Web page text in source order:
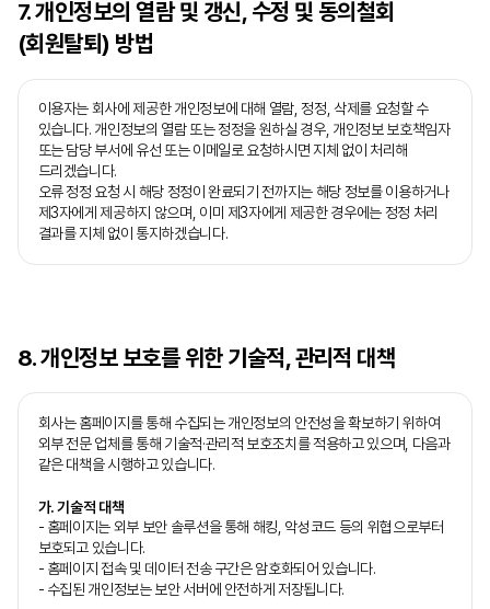
7. 개인정보의 열람 및 갱신, 수정 및 동의철회
(회원탈퇴) 방법
이용자는 회사에 제공한 개인정보에 대해 열람, 정정, 삭제를 요청할 수
있습니다. 개인정보의 열람 또는 정정을 원하실 경우, 개인정보 보호책임자
또는 담당 부서에 유선 또는 이메일로 요청하시면 지체 없이 처리해
드리겠습니다.
오류 정정 요청 시 해당 정정이 완료되기 전까지는 해당 정보를 이용하거나
제3자에게 제공하지 않으며, 이미 제3자에게 제공한 경우에는 정정 처리
결과를 지체 없이 통지하겠습니다.
8. 개인정보 보호를 위한 기술적, 관리적 대책
회사는 홈페이지를 통해 수집되는 개인정보의 안전성을 확보하기 위하여
외부 전문 업체를 통해 기술적·관리적 보호조치를 적용하고 있으며, 다음과
같은 대책을 시행하고 있습니다.
가. 기술적 대책
- 홈페이지는 외부 보안 솔루션을 통해 해킹, 악성코드 등의 위협으로부터
보호되고 있습니다.
- 홈페이지 접속 및 데이터 전송 구간은 암호화되어 있습니다.
- 수집된 개인정보는 보안 서버에 안전하게 저장됩니다.